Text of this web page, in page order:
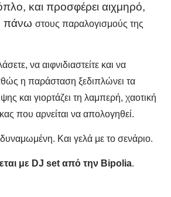
και προσφέρει αιχμηρό,
πάνω στους παραλογισμούς της
να αιφνιδιαστείτε και να
η παράσταση ξεδιπλώνει τα
και γιορτάζει τη λαμπερή, χαοτική
που αρνείται να απολογηθεί.
Και γελά με το σενάριο.
με DJ set από την Bipolia.